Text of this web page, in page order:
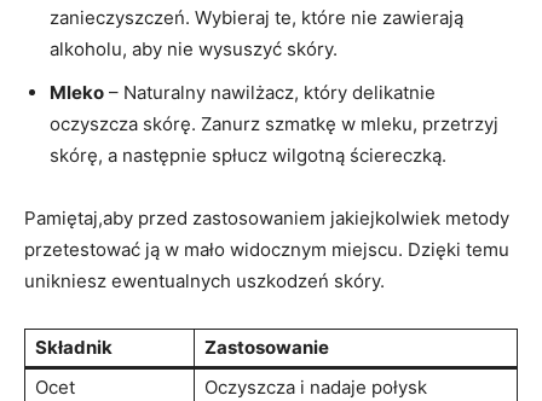
zanieczyszczeń. Wybieraj te, które​ nie zawierają
‍alkoholu, aby nie wysuszyć ⁤skóry.
Mleko – ⁢Naturalny nawilżacz, który delikatnie
oczyszcza skórę. Zanurz szmatkę w⁤ mleku,⁢ przetrzyj
skórę, a‍ następnie⁣ spłucz wilgotną ściereczką.
Pamiętaj,aby przed zastosowaniem jakiejkolwiek metody
przetestować ją w mało widocznym miejscu. Dzięki temu
unikniesz ewentualnych uszkodzeń skóry.
Składnik
Zastosowanie
Ocet
Oczyszcza i nadaje połysk